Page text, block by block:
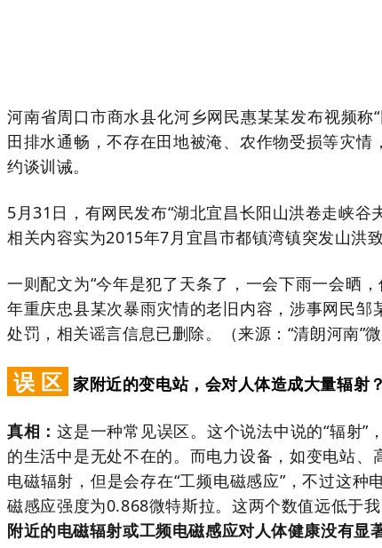
河南省周口市商水县化河乡网民惠某某发布视频
田排水通畅，不存在田地被淹、农作物受损等灾
约谈训诫。
5月31日，有网民发布“湖北宜昌长阳山洪卷走峡
相关内容实为2015年7月宜昌市都镇湾镇突发山洪
一则配文为“今年是犯了天条了，一会下雨一会晒
年重庆忠县某次暴雨灾情的老旧内容，涉事网民
处罚，相关谣言信息已删除。（来源：“清朗河南”
误 区 家附近的变电站，会对人体造成大量辐射？
真相：这是一种常见误区。这个说法中说的“辐射
的生活中是无处不在的。而电力设备，如变电站
电磁辐射，但是会存在“工频电磁感应”，不过这
磁感应强度为0.868微特斯拉。这两个数值远低于
附近的电磁辐射或工频电磁感应对人体健康没有显